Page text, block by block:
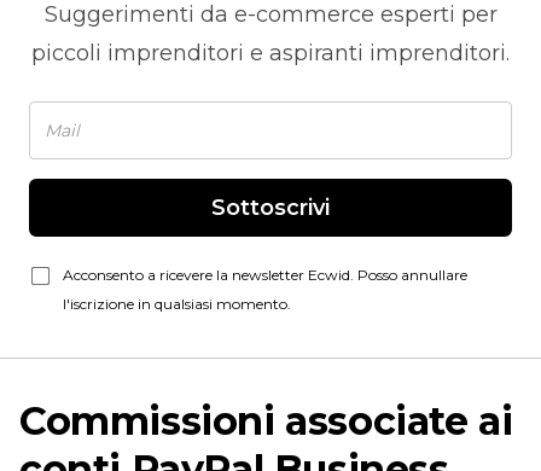
Suggerimenti da e-commerce esperti per
piccoli imprenditori e aspiranti imprenditori.
Sottoscrivi
Acconsento a ricevere la newsletter Ecwid. Posso annullare
l'iscrizione in qualsiasi momento.
Commissioni associate ai